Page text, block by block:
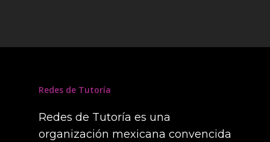
Redes de Tutoría
Redes de Tutoría es una
organización mexicana convencida